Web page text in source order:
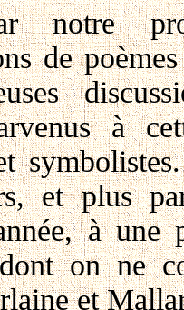
notre
de
à
et plus
à une
on ne
et